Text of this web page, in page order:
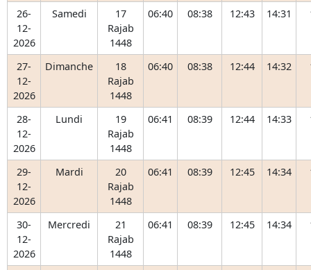
26-
12-
2026
Samedi
17
Rajab
1448
06:40 08:38 12:43 14:31
27-
12-
2026
Dimanche
18
Rajab
1448
06:40 08:38 12:44 14:32
28-
12-
2026
Lundi
19
Rajab
1448
06:41 08:39 12:44 14:33
29-
12-
2026
Mardi
20
Rajab
1448
06:41 08:39 12:45 14:34
30-
12-
2026
Mercredi
21
Rajab
1448
06:41 08:39 12:45 14:34